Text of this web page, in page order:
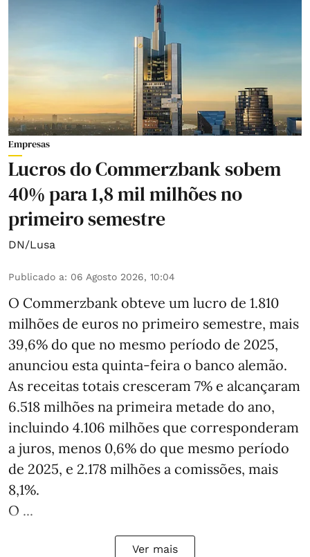
Empresas
Lucros do Commerzbank sobem
40% para 1,8 mil milhões no
primeiro semestre
DN/Lusa
Publicado a: 06 Agosto 2026, 10:04
O Commerzbank obteve um lucro de 1.810
milhões de euros no primeiro semestre, mais
39,6% do que no mesmo período de 2025,
anunciou esta quinta-feira o banco alemão.
As receitas totais cresceram 7% e alcançaram
6.518 milhões na primeira metade do ano,
incluindo 4.106 milhões que corresponderam
a juros, menos 0,6% do que mesmo período
de 2025, e 2.178 milhões a comissões, mais
8,1%.
O ...
Ver mais